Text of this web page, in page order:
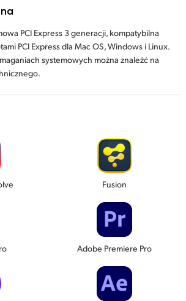
PCI Express 3 generacji, kompatybilna
PCI Express dla Mac OS, Windows i Linux.
systemowych można znaleźć na
Fusion
Adobe Premiere Pro